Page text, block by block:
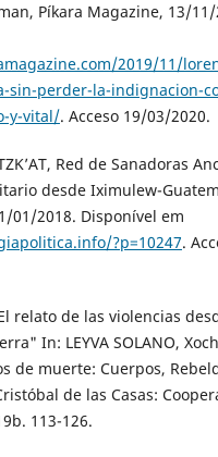
Píkara Magazine, 13/11/
2019/11/
sin-perder-la-indignacion-
y-vital/. Acceso 19/03/2020.
Red de Sanadoras
desde Iximulew-
01/2018. Disponível em
?p=10247.
relato de las violencias
In: LEYVA SOLANO,
de muerte: Cuerpos,
de las Casas:
113-126.